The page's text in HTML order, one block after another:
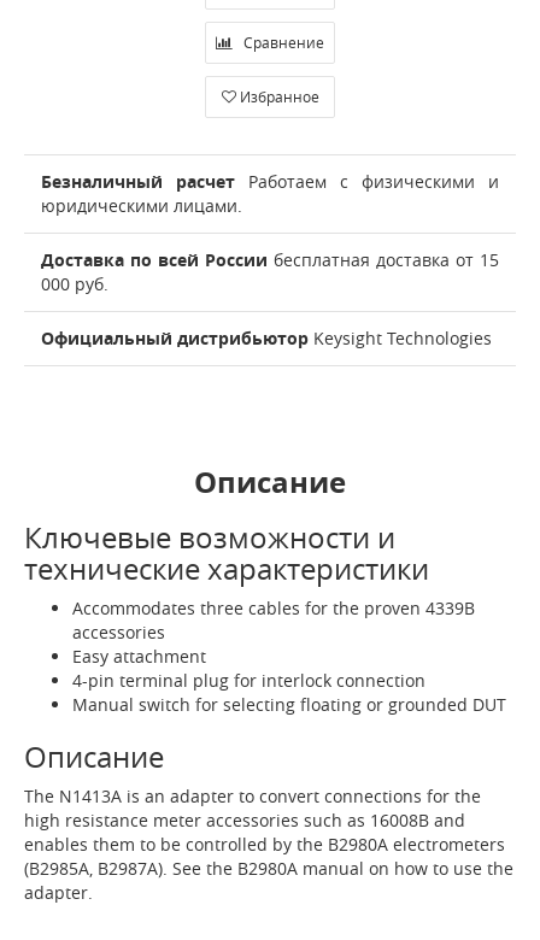
Сравнение
Избранное
Безналичный расчет Работаем с физическими и
юридическими лицами.
Доставка по всей России бесплатная доставка от 15
000 руб.
Официальный дистрибьютор Keysight Technologies
Описание
Ключевые возможности и
технические характеристики
Accommodates three cables for the proven 4339B
accessories
Easy attachment
4-pin terminal plug for interlock connection
Manual switch for selecting floating or grounded DUT
Описание
The N1413A is an adapter to convert connections for the
high resistance meter accessories such as 16008B and
enables them to be controlled by the B2980A electrometers
(B2985A, B2987A). See the B2980A manual on how to use the
adapter.